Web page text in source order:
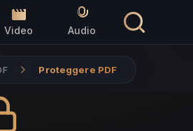
Video Audio
Proteggere PDF